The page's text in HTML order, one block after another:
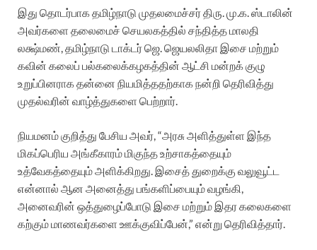
இது தொடர்பாக தமிழ்நாடு முதலமைச்சர் திரு. மு.க. ஸ்டாலின்
அவர்களை தலைமைச் செயலகத்தில் சந்தித்த மாலதி
லக்ஷ்மண், தமிழ்நாடு டாக்டர் ஜெ. ஜெயலலிதா இசை மற்றும்
கவின் கலைப் பல்கலைக்கழகத்தின் ஆட்சி மன்றக் குழு
உறுப்பினராக தன்னை நியமித்ததற்காக நன்றி தெரிவித்து
முதல்வரின் வாழ்த்துகளை பெற்றார்.
நியமனம் குறித்து பேசிய அவர், “அரசு அளித்துள்ள இந்த
மிகப்பெரிய அங்கீகாரம் மிகுந்த உற்சாகத்தையும்
உத்வேகத்தையும் அளிக்கிறது. இசைத் துறைக்கு வலுவூட்ட
என்னால் ஆன அனைத்து பங்களிப்பையும் வழங்கி,
அனைவரின் ஒத்துழைப்போடு இசை மற்றும் இதர கலைகளை
கற்கும் மாணவர்களை ஊக்குவிப்பேன்,” என்று தெரிவித்தார்.